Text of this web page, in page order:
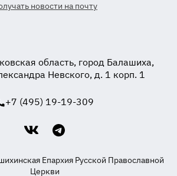
новости на почту
область, город Балашиха,
Невского, д. 1 корп. 1
+7 (495) 19-19-309
Епархия Русской Православной
Церкви